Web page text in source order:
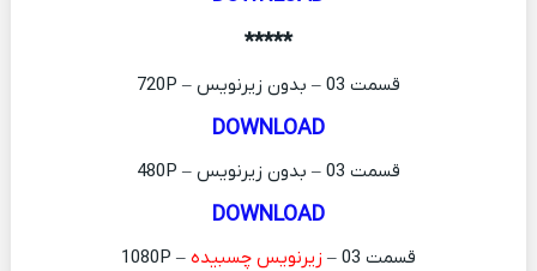
*****
قسمت 03 – بدون زیرنویس – 720P
DOWNLOAD
قسمت 03 – بدون زیرنویس – 480P
DOWNLOAD
قسمت 03 – زیرنویس چسبیده – 1080P